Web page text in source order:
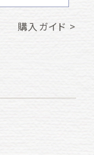
購入ガイド >